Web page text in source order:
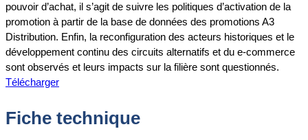
pouvoir d’achat, il s’agit de suivre les politiques d’activation de la
promotion à partir de la base de données des promotions A3
Distribution. Enfin, la reconfiguration des acteurs historiques et le
développement continu des circuits alternatifs et du e-commerce
sont observés et leurs impacts sur la filière sont questionnés.
Télécharger
Fiche technique